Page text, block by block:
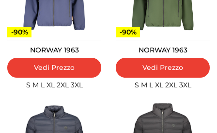
-90%
NORWAY 1963
Vedi Prezzo
S M L XL 2XL 3XL
-90%
NORWAY 1963
Vedi Prezzo
S M L XL 2XL 3XL